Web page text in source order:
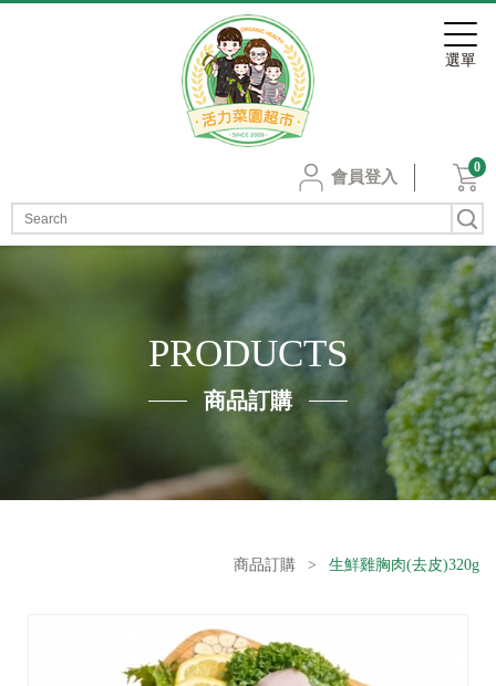
會員登入
0
PRODUCTS
商品訂購
商品訂購 > 生鮮雞胸肉(去皮)320g